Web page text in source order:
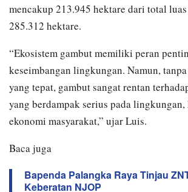
mencakup 213.945 hektare dari total
285.312 hektare.
“Ekosistem gambut memiliki peran
keseimbangan lingkungan. Namun,
yang tepat, gambut sangat rentan
yang berdampak serius pada lingkungan,
ekonomi masyarakat,” ujar Luis.
Baca juga
Bapenda Palangka Raya Tinjau
Keberatan NJOP